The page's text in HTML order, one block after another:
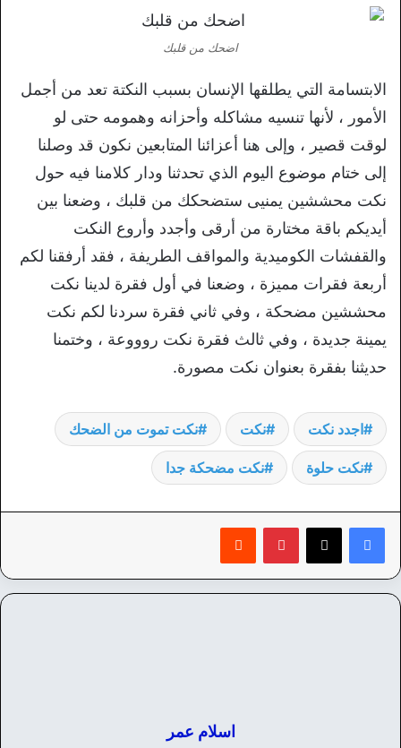
اضحك من قلبك
الابتسامة التي يطلقها الإنسان بسبب النكتة تعد من أجمل
الأمور ، لأنها تنسيه مشاكله وأحزانه وهمومه حتى لو
لوقت قصير ، وإلى هنا أعزائنا المتابعين نكون قد وصلنا
إلى ختام موضوع اليوم الذي تحدثنا ودار كلامنا فيه حول
نكت محششين يمنيى ستضحكك من قلبك ، وضعنا بين
أيديكم باقة مختارة من أرقى وأجدد وأروع النكت
والقفشات الكوميدية والمواقف الطريفة ، فقد أرفقنا لكم
أربعة فقرات مميزة ، وضعنا في أول فقرة لدينا نكت
محششين مضحكة ، وفي ثاني فقرة سردنا لكم نكت
يمينة جديدة ، وفي ثالث فقرة نكت روووعة ، وختمنا
حديثنا بفقرة بعنوان نكت مصورة.
اجدد نكت نكت نكت تموت من الضحك
نكت حلوة نكت مضحكة جدا
بينتيريست
اسلام عمر